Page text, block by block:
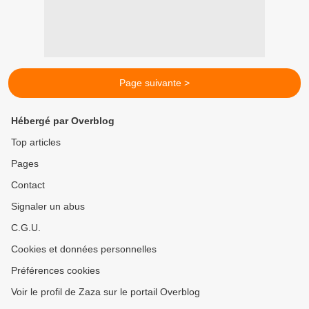
Page suivante >
Hébergé par Overblog
Top articles
Pages
Contact
Signaler un abus
C.G.U.
Cookies et données personnelles
Préférences cookies
Voir le profil de Zaza sur le portail Overblog